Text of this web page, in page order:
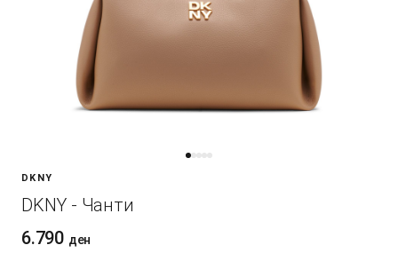
DKNY
DKNY - Чанти
6.790 ден